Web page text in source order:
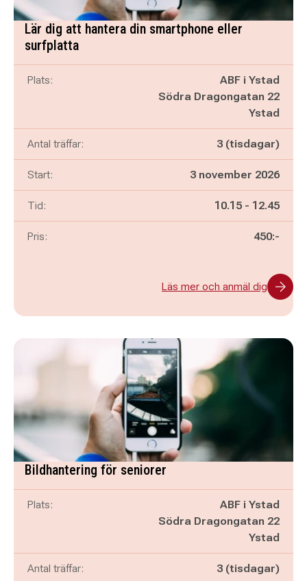
Lär dig att hantera din smartphone eller
surfplatta
Plats:
ABF i Ystad
Södra Dragongatan 22
Ystad
Antal träffar: 3 (tisdagar)
Start: 3 november 2026
Tid: Pågår mellan
10.15 - och
12.45
Pris: 450:-
Läs mer och anmäl dig
Bildhantering för seniorer
Plats:
ABF i Ystad
Södra Dragongatan 22
Ystad
Antal träffar: 3 (tisdagar)